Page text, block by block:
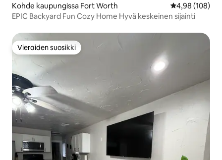
Kohde kaupungissa Fort Worth
4,98 (108)
EPIC Backyard Fun Cozy Home Hyvä keskeinen sijainti
Vieraiden suosikki
Vieraiden suosikki